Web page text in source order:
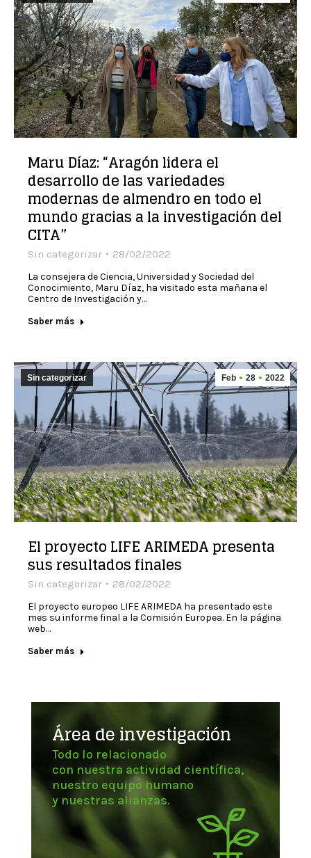
Maru Díaz: “Aragón lidera el
desarrollo de las variedades
modernas de almendro en todo el
mundo gracias a la investigación del
CITA”
Sin categorizar 28/02/2022
La consejera de Ciencia, Universidad y Sociedad del
Conocimiento, Maru Díaz, ha visitado esta mañana el
Centro de Investigación y…
Saber más
Feb 28 2022
Sin categorizar
El proyecto LIFE ARIMEDA presenta
sus resultados finales
Sin categorizar 28/02/2022
El proyecto europeo LIFE ARIMEDA ha presentado este
mes su informe final a la Comisión Europea. En la página
web…
Saber más
Área de investigación
Todo lo relacionado
con nuestra actividad científica,
nuestro equipo humano
y nuestras alianzas.